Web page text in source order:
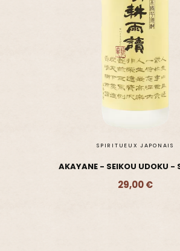
SPIRITUEUX JAPONAIS
AKAYANE - SEIKOU UDOKU -
29,00 €
Ajouter - 29,00 €